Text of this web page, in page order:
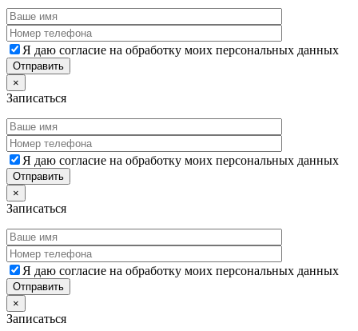
Я даю согласие на обработку моих персональных данных
×
Записаться
Я даю согласие на обработку моих персональных данных
×
Записаться
Я даю согласие на обработку моих персональных данных
×
Записаться